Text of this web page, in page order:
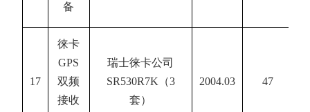
备
17
徕卡
GPS
双频
接收
瑞士徕卡公司
SR530R7K （3
套）
2004.03 47